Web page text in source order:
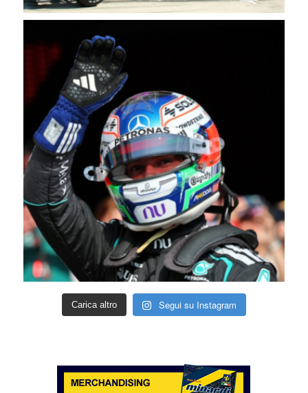
Carica altro Segui su Instagram